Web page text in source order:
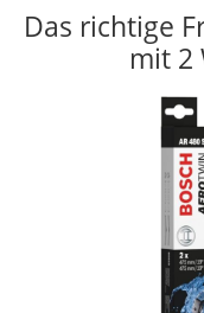
Das richtige
mit 2